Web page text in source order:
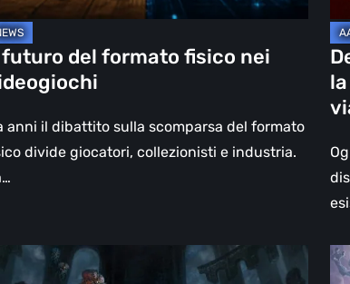
del formato fisico nei
anni il dibattito sulla scomparsa del formato
divide giocatori, collezionisti e industria.
–
un
il